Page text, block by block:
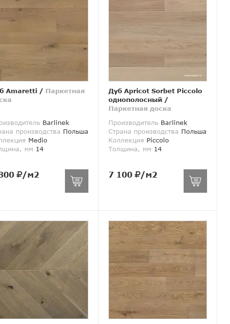
Amaretti/ Паркетная
Barlinek
производства Польша
Medio
мм 14
/м2
Дуб Apricot Sorbet Piccolo
однополосный /
Паркетная доска
Производитель Barlinek
Страна производства Польша
Коллекция Piccolo
Толщина, мм 14
7 100 /м2